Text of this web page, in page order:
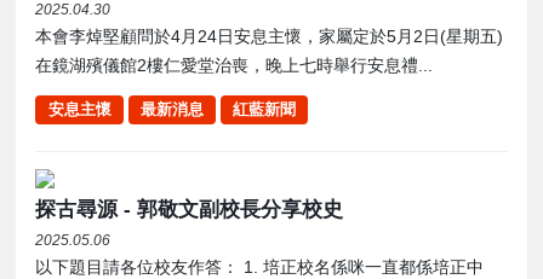
2025.04.30
本會李焯堅顧問於4月24日安息主懷，家屬定於5月2日(星期五)
在鏡湖殯儀館2樓仁愛堂治喪，晚上七時舉行安息禮...
安息主懷 最新消息 紅藍新聞
探古尋源 - 郭敬文副校長分享校史
2025.05.06
以下題目請各位校友作答： 1. 培正校名係咪一直都係培正中